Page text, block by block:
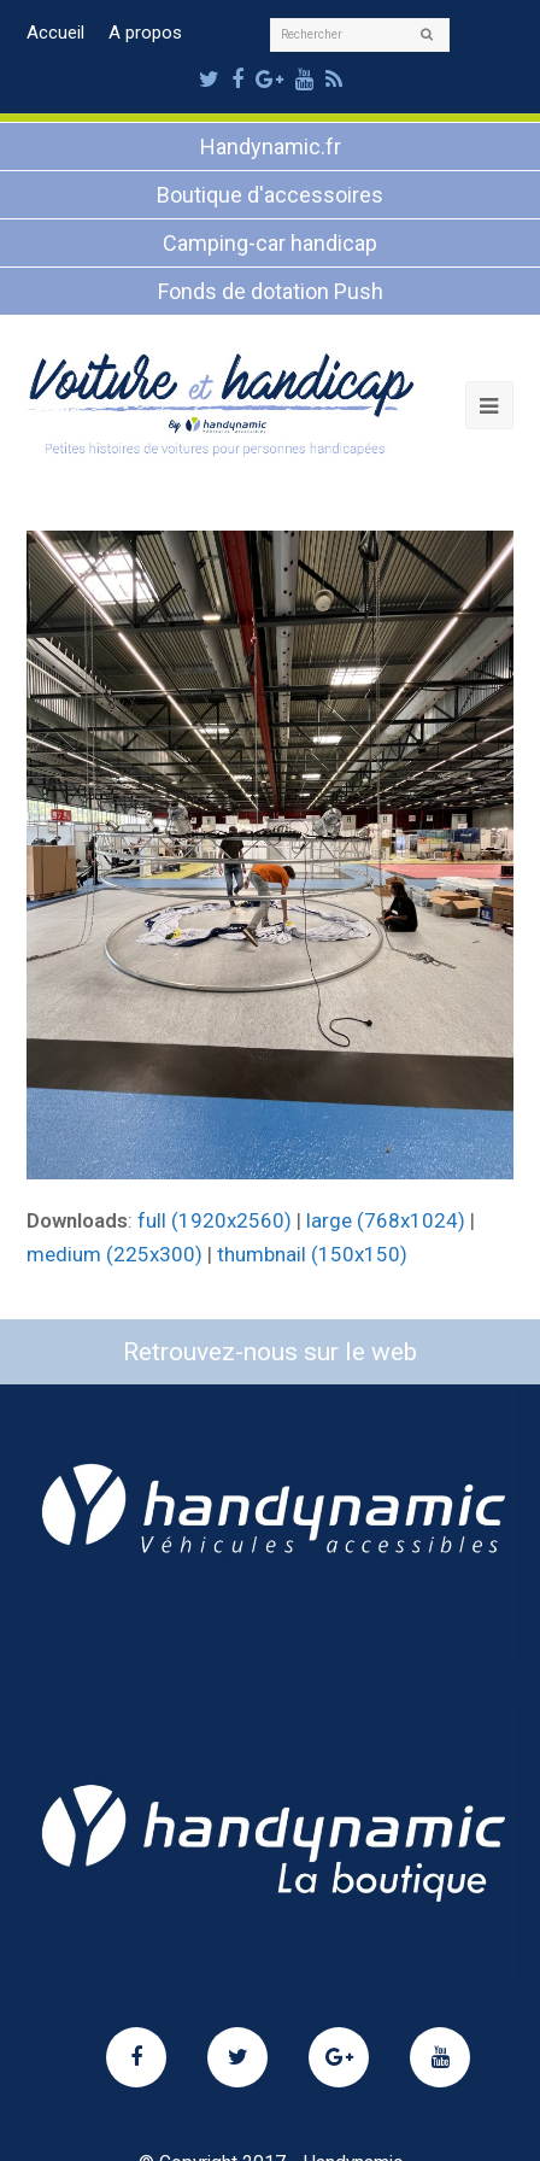
Accueil A propos Rechercher
Twitter
Facebook
Google
Plus
Youtube
RSS
Handynamic.fr
Boutique d'accessoires
Camping-car handicap
Fonds de dotation Push
Downloads:full (1920x2560) | large (768x1024) |
medium (225x300) |thumbnail (150x150)
Retrouvez-nous sur le web